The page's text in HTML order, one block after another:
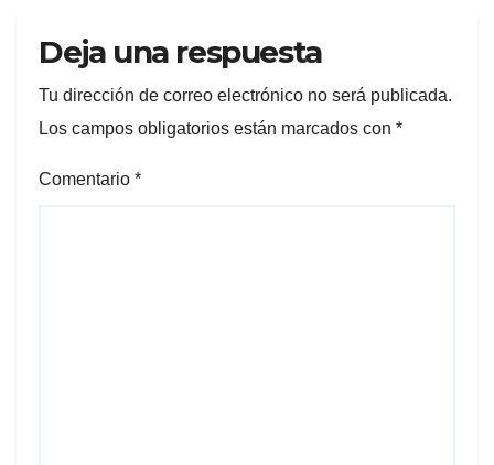
Deja una respuesta
Tu dirección de correo electrónico no será publicada.
Los campos obligatorios están marcados con *
Comentario *